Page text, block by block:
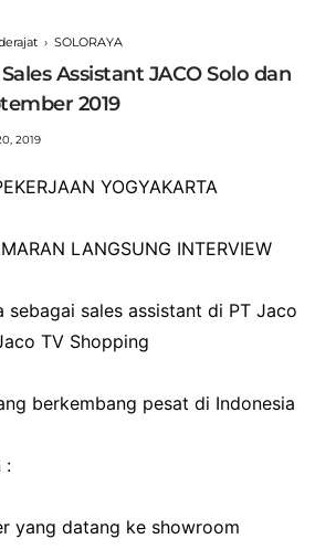
› SOLORAYA
Assistant JACO Solo dan
2019
2019
YOGYAKARTA
LANGSUNG INTERVIEW
sebagai sales assistant di PT Jaco
TV Shopping
berkembang pesat di Indonesia
:
yang datang ke showroom